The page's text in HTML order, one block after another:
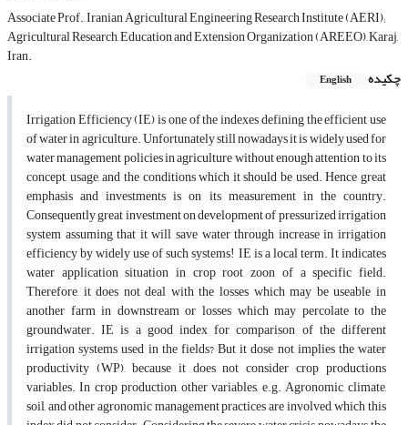
Associate Prof., Iranian Agricultural Engineering Research Institute (AERI);
Agricultural Research, Education and Extension Organization (AREEO), Karaj,
Iran.
چکیده
English
Irrigation Efficiency (IE) is one of the indexes defining the efficient use
of water in agriculture. Unfortunately still nowadays it is widely used for
water management policies in agriculture without enough attention to its
concept, usage, and the conditions which it should be used. Hence great
emphasis and investments is on its measurement in the country.
Consequently great investment on development of pressurized irrigation
system assuming that it will save water through increase in irrigation
efficiency by widely use of such systems! IE is a local term. It indicates
water application situation in crop root zoon of a specific field.
Therefore, it does not deal with the losses which may be useable in
another farm in downstream or losses which may percolate to the
groundwater. IE is a good index for comparison of the different
irrigation systems used in the fields? But it dose not implies the water
productivity (WP), because it does not consider crop productions
variables. In crop production, other variables, e.g. Agronomic, climate,
soil, and other agronomic management practices are involved, which this